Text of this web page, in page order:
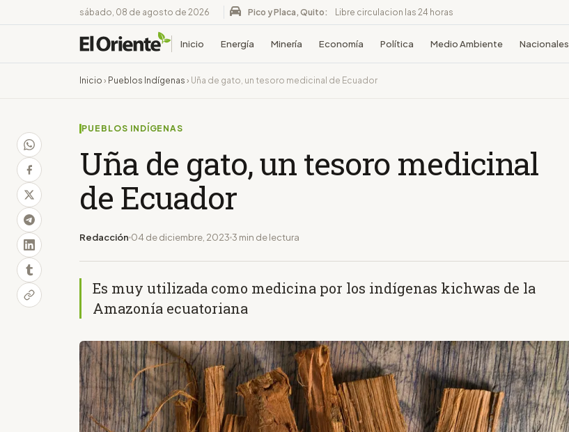
sábado, 08 de agosto de 2026 Pico y Placa, Quito: Libre circulacion las 24 horas
Inicio Energía Minería Economía Política Medio Ambiente Nacionales
Inicio › Pueblos Indígenas › Uña de gato, un tesoro medicinal de Ecuador
PUEBLOS INDÍGENAS
Uña de gato, un tesoro medicinal
de Ecuador
Redacción 04 de diciembre, 2023 3 min de lectura
Es muy utilizada como medicina por los indígenas kichwas de la
Amazonía ecuatoriana